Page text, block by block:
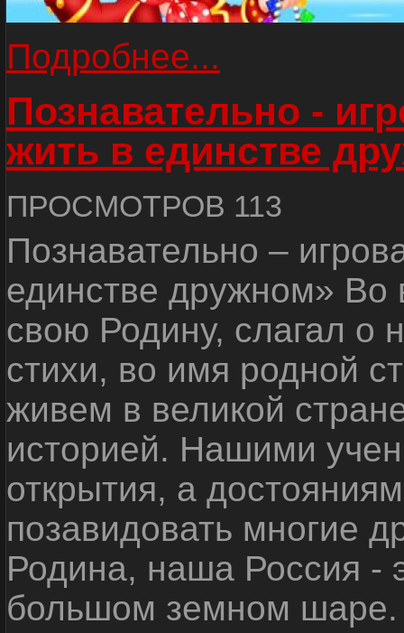
Подробнее...
Познавательно -
жить в единстве
ПРОСМОТРОВ 113
Познавательно –
единстве дружном»
свою Родину, слагал о
стихи, во имя родной
живем в великой
историей. Нашими
открытия, а
позавидовать многие
Родина, наша Россия -
большом земном